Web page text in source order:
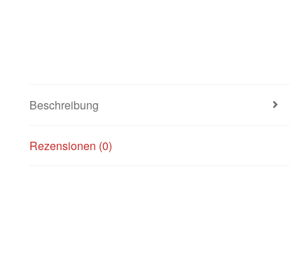
Beschreibung
Rezensionen (0)